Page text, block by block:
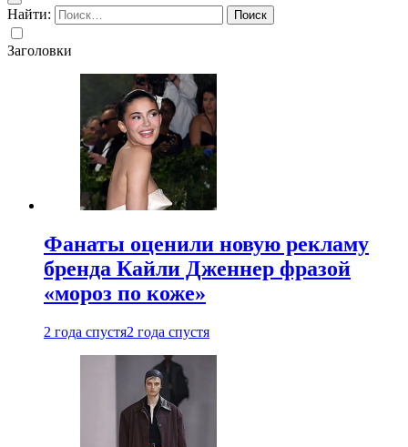
Найти:
Заголовки
Фанаты оценили новую рекламу
бренда Кайли Дженнер фразой
«мороз по коже»
2 года спустя2 года спустя